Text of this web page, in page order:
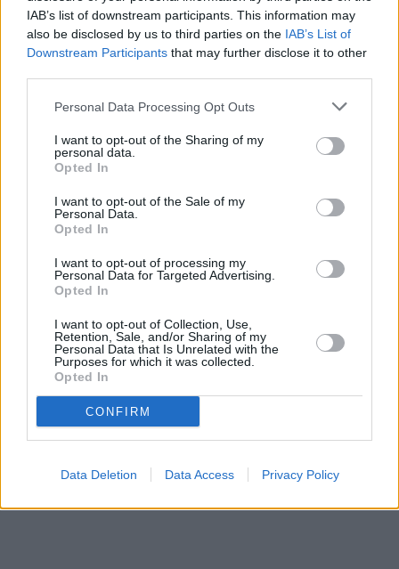
IAB’s list of downstream participants. This information may
also be disclosed by us to third parties on the IAB’s List of
Downstream Participants that may further disclose it to other
Personal Data Processing Opt Outs
I want to opt-out of the Sharing of my
personal data.
Opted In
I want to opt-out of the Sale of my
Personal Data.
Opted In
I want to opt-out of processing my
Personal Data for Targeted Advertising.
Opted In
I want to opt-out of Collection, Use,
Retention, Sale, and/or Sharing of my
Personal Data that Is Unrelated with the
Purposes for which it was collected.
Opted In
CONFIRM
Data Deletion Data Access Privacy Policy
χώρες της ΕΕ-27 εκτός της ζώνης του ευρώ κατά 94,4%.
αυξήθηκε κατά 27,6% σε 77,4 χιλ. ταξιδιώτες. Άνοδο κατά
25,0% σημείωσε και η ταξιδιωτική κίνηση από την Ιταλία,
η οποία διαμορφώθηκε σε 159,6 χιλ. ταξιδιώτες.
Αναφορικά με τις λοιπές χώρες, η ταξιδιωτική κίνηση
από το Ηνωμένο Βασίλειο αυξήθηκε κατά 49,3% και
διαμορφώθηκε σε 250,0 χιλ. ταξιδιώτες, ενώ αυτή από τις